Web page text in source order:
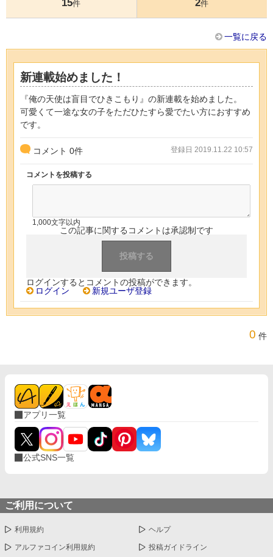
15件
2件
一覧に戻る
新連載始めました！
『俺の天使は盲目でひきこもり』の新連載を始めました。
可愛くて一途な女の子をただひたすら愛でたい方におすすめ
です。
コメント 0件 登録日 2019.11.22 10:57
コメントを投稿する
1,000文字以内
この記事に関するコメントは承認制です
ログインするとコメントの投稿ができます。
ログイン
新規ユーザ登録
0 件
アプリ一覧
公式SNS一覧
ご利用について
利用規約 ヘルプ
アルファコイン利用規約 投稿ガイドライン